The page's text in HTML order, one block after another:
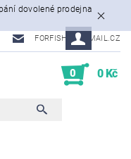
dovolené prodejna
FORFISHER@EMAIL.CZ
0 0 Kč